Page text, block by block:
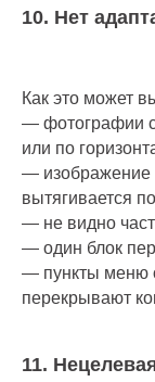
10. Нет
Как это может
— фотографии
или по
— изображение
вытягивается
— не видно
— один блок
— пункты меню
перекрывают
11.